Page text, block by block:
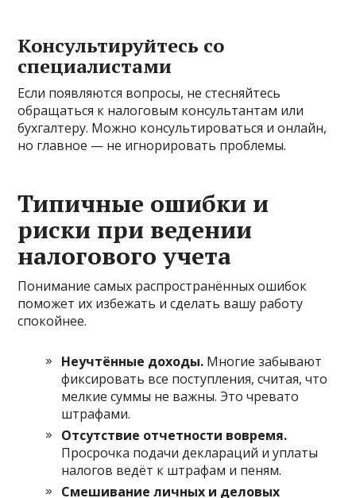
Консультируйтесь со
специалистами
Если появляются вопросы, не стесняйтесь
обращаться к налоговым консультантам или
бухгалтеру. Можно консультироваться и онлайн,
но главное — не игнорировать проблемы.
Типичные ошибки и
риски при ведении
налогового учета
Понимание самых распространённых ошибок
поможет их избежать и сделать вашу работу
спокойнее.
Неучтённые доходы. Многие забывают
фиксировать все поступления, считая, что
мелкие суммы не важны. Это чревато
штрафами.
Отсутствие отчетности вовремя.
Просрочка подачи деклараций и уплаты
налогов ведёт к штрафам и пеням.
Смешивание личных и деловых